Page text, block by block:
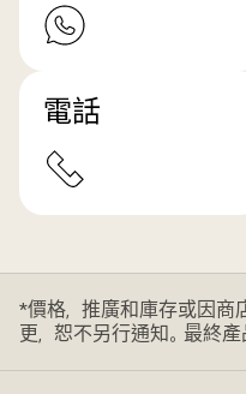
電話
*價格，推廣和庫存或因商
更，恕不另行通知。最終